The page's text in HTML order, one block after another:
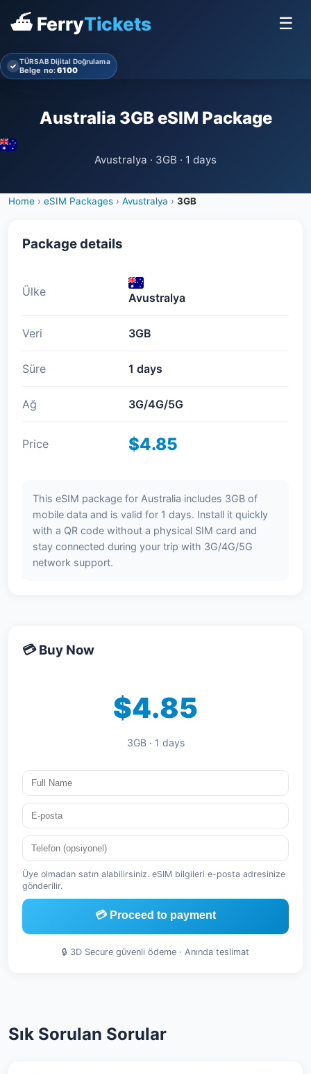
⛴ FerryTickets ☰
✓ TÜRSAB Dijital Doğrulama
Belge no:6100
Australia 3GB eSIM Package
Avustralya · 3GB · 1 days
Home › eSIM Packages › Avustralya › 3GB
Package details
Ülke Avustralya
Veri 3GB
Süre 1 days
Ağ 3G/4G/5G
Price $4.85
This eSIM package for Australia includes 3GB of
mobile data and is valid for 1 days. Install it quickly
with a QR code without a physical SIM card and
stay connected during your trip with 3G/4G/5G
network support.
💳 Buy Now
$4.85
3GB · 1 days
Üye olmadan satın alabilirsiniz. eSIM bilgileri e-posta adresinize
gönderilir.
💳 Proceed to payment
🔒 3D Secure güvenli ödeme · Anında teslimat
Sık Sorulan Sorular